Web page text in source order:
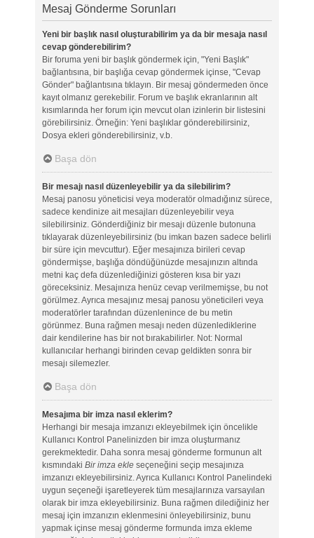
Mesaj Gönderme Sorunları
Yeni bir başlık nasıl oluşturabilirim ya da bir mesaja nasıl
cevap gönderebilirim?
Bir foruma yeni bir başlık göndermek için, "Yeni Başlık"
bağlantısına, bir başlığa cevap göndermek içinse, "Cevap
Gönder" bağlantısına tıklayın. Bir mesaj göndermeden önce
kayıt olmanız gerekebilir. Forum ve başlık ekranlarının alt
kısımlarında her forum için mevcut olan izinlerin bir listesini
görebilirsiniz. Örneğin: Yeni başlıklar gönderebilirsiniz,
Dosya ekleri gönderebilirsiniz, v.b.
Başa dön
Bir mesajı nasıl düzenleyebilir ya da silebilirim?
Mesaj panosu yöneticisi veya moderatör olmadığınız sürece,
sadece kendinize ait mesajları düzenleyebilir veya
silebilirsiniz. Gönderdiğiniz bir mesajı düzenle butonuna
tıklayarak düzenleyebilirsiniz (bu imkan bazen sadece belirli
bir süre için mevcuttur). Eğer mesajınıza birileri cevap
göndermişse, başlığa döndüğünüzde mesajınızın altında
metni kaç defa düzenlediğinizi gösteren kısa bir yazı
göreceksiniz. Mesajınıza henüz cevap verilmemişse, bu not
görülmez. Ayrıca mesajınız mesaj panosu yöneticileri veya
moderatörler tarafından düzenlenince de bu metin
görünmez. Buna rağmen mesajı neden düzenlediklerine
dair kendilerine has bir not bırakabilirler. Not: Normal
kullanıcılar herhangi birinden cevap geldikten sonra bir
mesajı silemezler.
Başa dön
Mesajıma bir imza nasıl eklerim?
Herhangi bir mesaja imzanızı ekleyebilmek için öncelikle
Kullanıcı Kontrol Panelinizden bir imza oluşturmanız
gerekmektedir. Daha sonra mesaj gönderme formunun alt
kısmındaki Bir imza ekleseçeneğini seçip mesajınıza
imzanızı ekleyebilirsiniz. Ayrıca Kullanıcı Kontrol Panelindeki
uygun seçeneği işaretleyerek tüm mesajlarınıza varsayılan
olarak bir imza ekleyebilirsiniz. Buna rağmen dilediğiniz her
mesaj için imzanızın eklenmesini önleyebilirsiniz, bunu
yapmak içinse mesaj gönderme formunda imza ekleme